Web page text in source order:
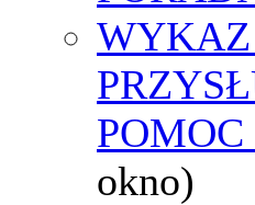
WYKAZ
okno)